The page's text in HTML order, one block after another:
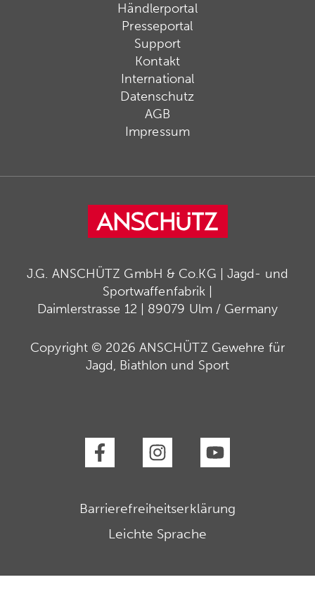
Händlerportal
Presseportal
Support
Kontakt
International
Datenschutz
AGB
Impressum
J.G. ANSCHÜTZ GmbH & Co.KG | Jagd- und
Sportwaffenfabrik |
Daimlerstrasse 12 | 89079 Ulm / Germany
Copyright © 2026 ANSCHÜTZ Gewehre für
Jagd, Biathlon und Sport
Barrierefreiheitserklärung
Leichte Sprache